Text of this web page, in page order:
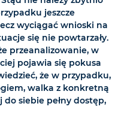
jeszcze
wyciągać wnioski na
się nie powtarzały.
przeanalizowanie, w
pojawia się pokusa
że w przypadku,
walka z konkretną
do siebie pełny dostęp,